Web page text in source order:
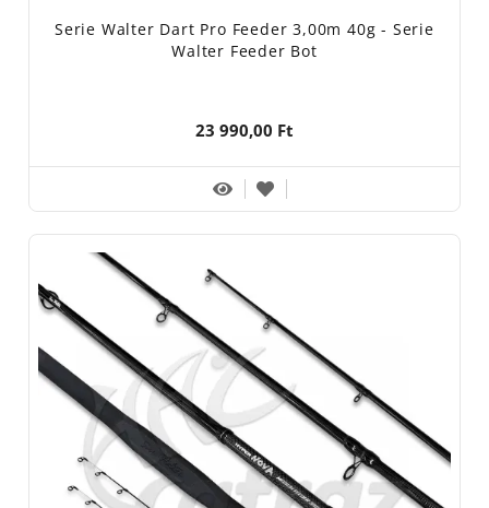
Serie Walter Dart Pro Feeder 3,00m 40g - Serie
Walter Feeder Bot
23 990,00 Ft